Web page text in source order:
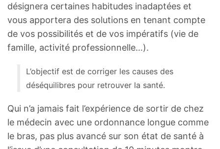
désignera certaines habitudes inadaptées et
vous apportera des solutions en tenant compte
de vos possibilités et de vos impératifs (vie de
famille, activité professionnelle…).
L’objectif est de corriger les causes des
déséquilibres pour retrouver la santé.
Qui n’a jamais fait l’expérience de sortir de chez
le médecin avec une ordonnance longue comme
le bras, pas plus avancé sur son état de santé à